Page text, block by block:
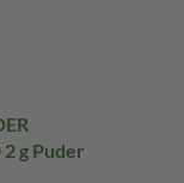
g Puder